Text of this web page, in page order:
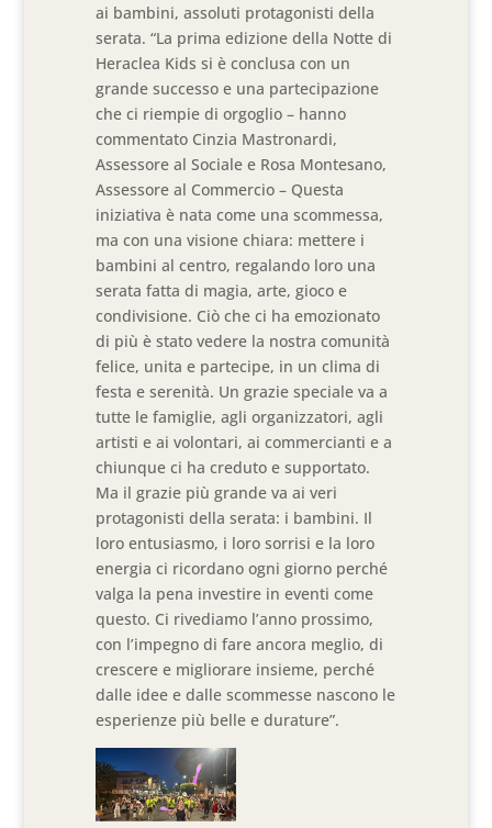
ai bambini, assoluti protagonisti della
serata. “La prima edizione della Notte di
Heraclea Kids si è conclusa con un
grande successo e una partecipazione
che ci riempie di orgoglio – hanno
commentato Cinzia Mastronardi,
Assessore al Sociale e Rosa Montesano,
Assessore al Commercio – Questa
iniziativa è nata come una scommessa,
ma con una visione chiara: mettere i
bambini al centro, regalando loro una
serata fatta di magia, arte, gioco e
condivisione. Ciò che ci ha emozionato
di più è stato vedere la nostra comunità
felice, unita e partecipe, in un clima di
festa e serenità. Un grazie speciale va a
tutte le famiglie, agli organizzatori, agli
artisti e ai volontari, ai commercianti e a
chiunque ci ha creduto e supportato.
Ma il grazie più grande va ai veri
protagonisti della serata: i bambini. Il
loro entusiasmo, i loro sorrisi e la loro
energia ci ricordano ogni giorno perché
valga la pena investire in eventi come
questo. Ci rivediamo l’anno prossimo,
con l’impegno di fare ancora meglio, di
crescere e migliorare insieme, perché
dalle idee e dalle scommesse nascono le
esperienze più belle e durature”.